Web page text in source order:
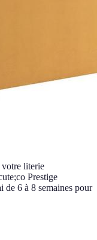
literie
Prestige
de 6 à 8 semaines pour